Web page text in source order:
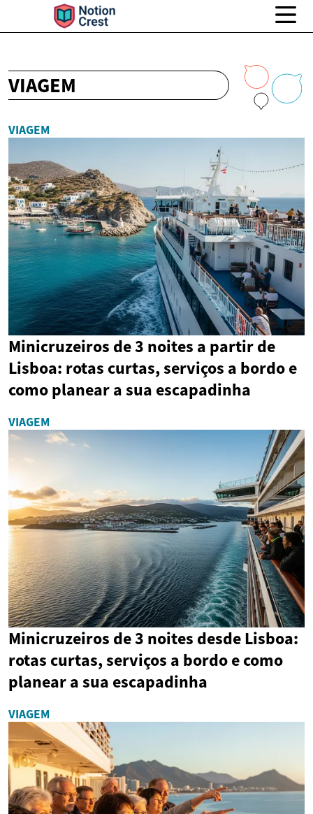
VIAGEM
VIAGEM
Minicruzeiros de 3 noites a partir de
Lisboa: rotas curtas, serviços a bordo e
como planear a sua escapadinha
VIAGEM
Minicruzeiros de 3 noites desde Lisboa:
rotas curtas, serviços a bordo e como
planear a sua escapadinha
VIAGEM